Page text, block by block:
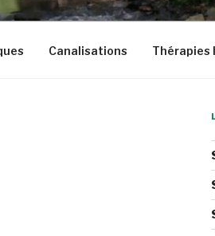
Canalisations Thérapies